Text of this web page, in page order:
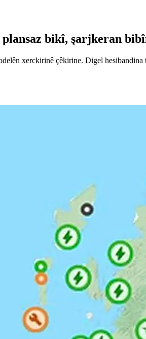
bikî, şarjkeran
xerckirinê çêkirine. Digel